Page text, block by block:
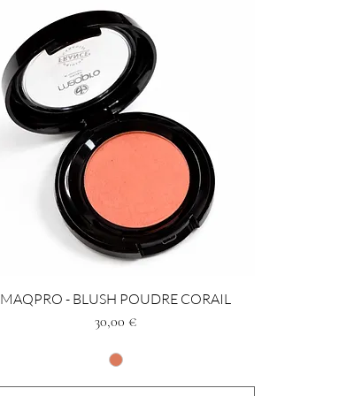
MAQPRO - BLUSH POUDRE CORAIL
Preis
30,00 €